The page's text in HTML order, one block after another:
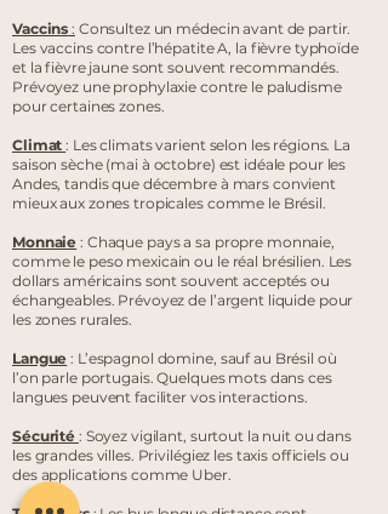
Vaccins : Consultez un médecin avant de partir.
Les vaccins contre l’hépatite A, la fièvre typhoïde
et la fièvre jaune sont souvent recommandés.
Prévoyez une prophylaxie contre le paludisme
pour certaines zones.
Climat: Les climats varient selon les régions. La
saison sèche (mai à octobre) est idéale pour les
Andes, tandis que décembre à mars convient
mieux aux zones tropicales comme le Brésil.
Monnaie : Chaque pays a sa propre monnaie,
comme le peso mexicain ou le réal brésilien. Les
dollars américains sont souvent acceptés ou
échangeables. Prévoyez de l’argent liquide pour
les zones rurales.
Langue : L’espagnol domine, sauf au Brésil où
l’on parle portugais. Quelques mots dans ces
langues peuvent faciliter vos interactions.
Sécurité : Soyez vigilant, surtout la nuit ou dans
les grandes villes. Privilégiez les taxis officiels ou
des applications comme Uber.